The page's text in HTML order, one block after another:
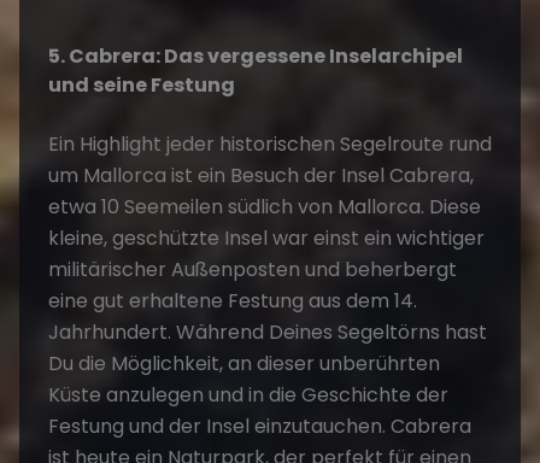
5. Cabrera: Das vergessene Inselarchipel
und seine Festung
Ein Highlight jeder historischen Segelroute rund
um Mallorca ist ein Besuch der Insel Cabrera,
etwa 10 Seemeilen südlich von Mallorca. Diese
kleine, geschützte Insel war einst ein wichtiger
militärischer Außenposten und beherbergt
eine gut erhaltene Festung aus dem 14.
Jahrhundert. Während Deines Segeltörns hast
Du die Möglichkeit, an dieser unberührten
Küste anzulegen und in die Geschichte der
Festung und der Insel einzutauchen. Cabrera
ist heute ein Naturpark, der perfekt für einen